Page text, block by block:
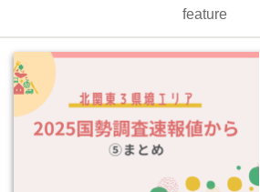
feature